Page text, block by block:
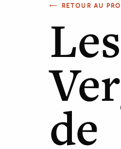
RETOUR AU
Les
de